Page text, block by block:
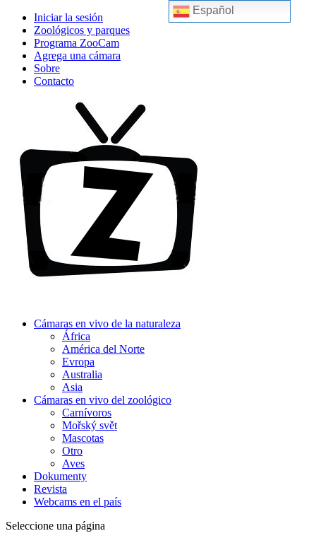
Iniciar la sesión
Zoológicos y parques
Programa ZooCam
Agrega una cámara
Sobre
Contacto
Cámaras en vivo de la naturaleza
África
América del Norte
Evropa
Australia
Asia
Cámaras en vivo del zoológico
Carnívoros
Mořský svět
Mascotas
Otro
Aves
Dokumenty
Revista
Webcams en el país
Seleccione una página
Español